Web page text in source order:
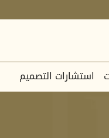
استشارات التصميم